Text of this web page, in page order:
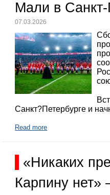
Мали в Санкт-
07.03.2026
Санкт?Петербурге и
Read more
«Никаких
Карпину